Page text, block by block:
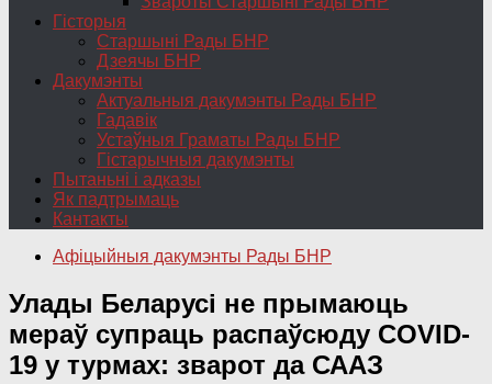
Гісторыя
Старшыні Рады БНР
Дзеячы БНР
Дакумэнты
Актуальныя дакумэнты Рады БНР
Гадавік
Устаўныя Граматы Рады БНР
Гістарычныя дакумэнты
Пытаньні і адказы
Як падтрымаць
Кантакты
Афіцыйныя дакумэнты Рады БНР
Улады Беларусі не прымаюць
мераў супраць распаўсюду COVID-
19 у турмах: зварот да СААЗ